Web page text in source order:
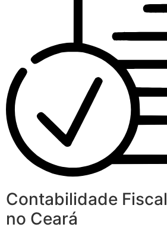
Contabilidade Fiscal
no Ceará